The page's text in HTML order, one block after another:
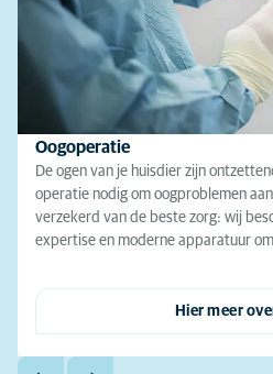
Oogoperatie
De ogen van je huisdier zijn
operatie nodig om oogproblemen
verzekerd van de beste zorg: wij
expertise en moderne apparatuur
Hier meer